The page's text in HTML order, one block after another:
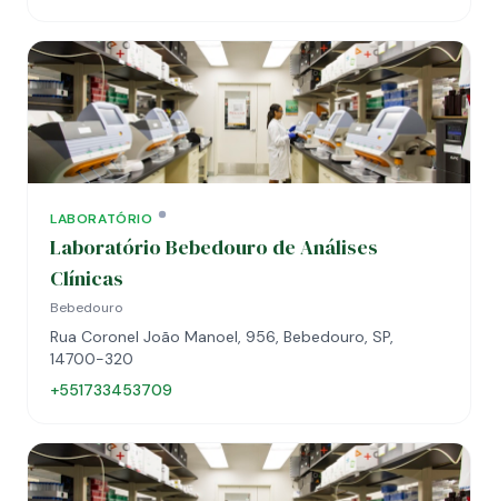
LABORATÓRIO
Laboratório Bebedouro de Análises
Clínicas
Bebedouro
Rua Coronel João Manoel, 956, Bebedouro, SP,
14700-320
+551733453709